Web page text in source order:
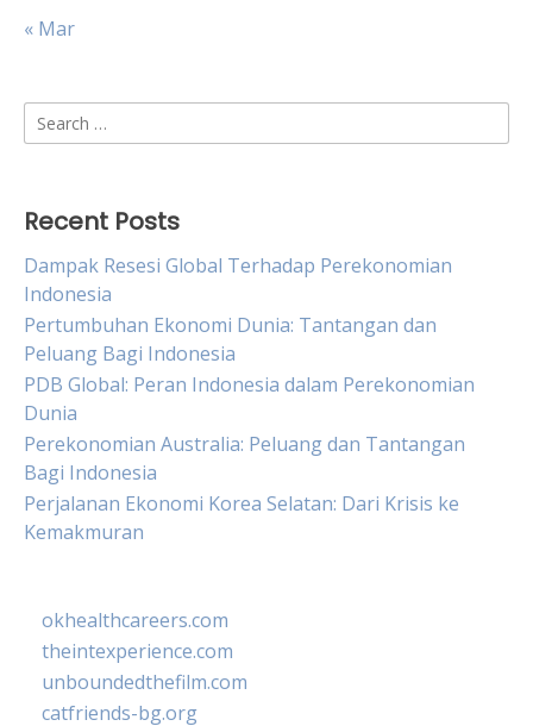
« Mar
Search
for:
Recent Posts
Dampak Resesi Global Terhadap Perekonomian
Indonesia
Pertumbuhan Ekonomi Dunia: Tantangan dan
Peluang Bagi Indonesia
PDB Global: Peran Indonesia dalam Perekonomian
Dunia
Perekonomian Australia: Peluang dan Tantangan
Bagi Indonesia
Perjalanan Ekonomi Korea Selatan: Dari Krisis ke
Kemakmuran
okhealthcareers.com
theintexperience.com
unboundedthefilm.com
catfriends-bg.org